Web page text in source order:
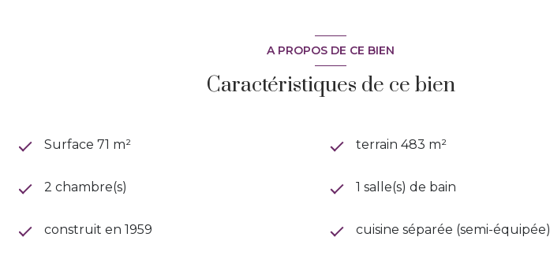
A PROPOS DE CE BIEN
Caractéristiques de ce bien
Surface 71 m² terrain 483 m²
2 chambre(s) 1 salle(s) de bain
construit en 1959 cuisine séparée (semi-équipée)